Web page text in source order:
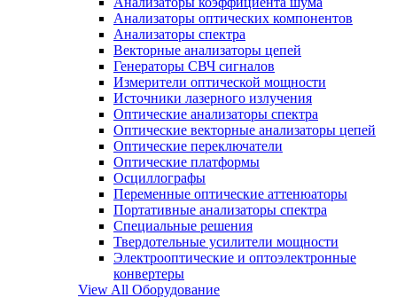
Анализаторы оптических компонентов
Анализаторы спектра
Векторные анализаторы цепей
Генераторы СВЧ сигналов
Измерители оптической мощности
Источники лазерного излучения
Оптические анализаторы спектра
Оптические векторные анализаторы цепей
Оптические переключатели
Оптические платформы
Осциллографы
Переменные оптические аттенюаторы
Портативные анализаторы спектра
Специальные решения
Твердотельные усилители мощности
Электрооптические и оптоэлектронные
конвертеры
View All Оборудование